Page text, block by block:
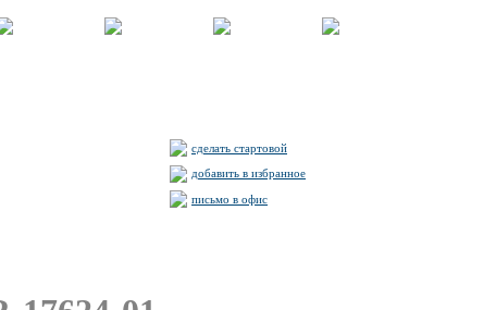
сделать стартовой
добавить в избранное
письмо в офис